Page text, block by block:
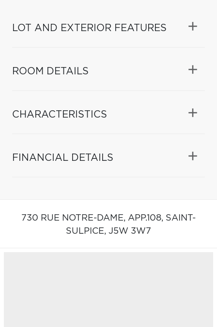
LOT AND EXTERIOR FEATURES
ROOM DETAILS
CHARACTERISTICS
FINANCIAL DETAILS
730 RUE NOTRE-DAME, APP.108, SAINT-
SULPICE, J5W 3W7